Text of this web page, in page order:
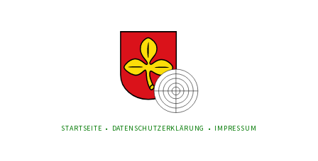
NAVIGATION
STARTSEITE DATENSCHUTZERKLÄRUNG IMPRESSUM